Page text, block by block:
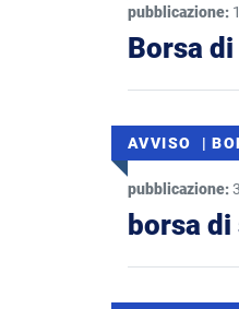
pubblicazione:
Borsa
AVVISO |
pubblicazione:
borsa